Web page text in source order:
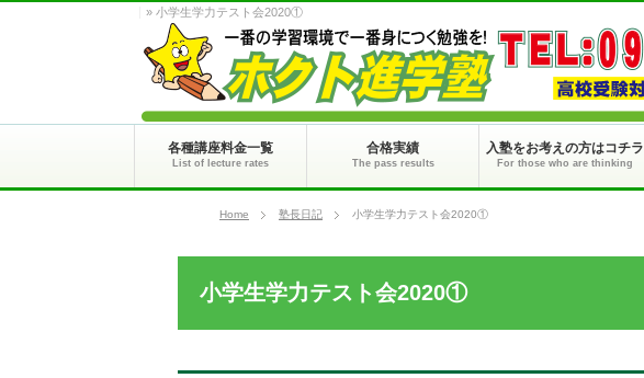
» 小学生学力テスト会2020①
各種講座料金一覧
List of lecture rates
合格実績
The pass results
入塾をお考えの方はコチラ
For those who are thinking
Home 塾長日記 小学生学力テスト会2020①
小学生学力テスト会2020①